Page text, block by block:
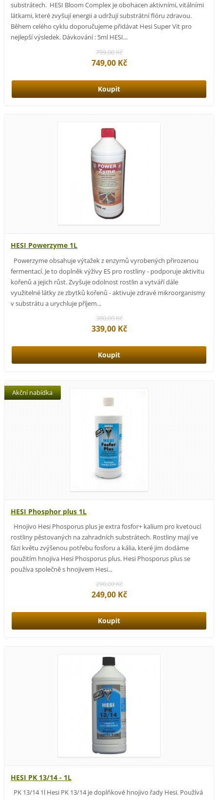
substrátech. HESI Bloom Complex je obohacen aktivními, vitálními
látkami, které zvyšují energii a udržují substrátní flóru zdravou.
Během celého cyklu doporučujeme přidávat Hesi Super Vit pro
nejlepší výsledek. Dávkování : 5ml HESI...
799,00 Kč
749,00 Kč
HESI Powerzyme 1L
Powerzyme obsahuje výtažek z enzymů vyrobených přirozenou
fermentací. Je to doplněk výživy ES pro rostliny - podporuje aktivitu
kořenů a jejich růst. Zvyšuje odolnost rostlin a vytváří dále
využitelné látky ze zbytků kořenů - aktivuje zdravé mikroorganismy
v substrátu a urychluje příjem...
380,00 Kč
339,00 Kč
HESI Phosphor plus 1L
Akční nabídka
Hnojivo Hesi Phosporus plus je extra fosfor+ kalium pro kvetoucí
rostliny pěstovaných na zahradních substrátech. Rostliny mají ve
fázi květu zvýšenou potřebu fosforu a kália, které jim dodáme
použitím hnojiva Hesi Phosporus plus. Hesi Phosporus plus se
používa společně s hnojivem Hesi...
290,00 Kč
249,00 Kč
HESI PK 13/14 - 1L
PK 13/14 1l Hesi PK 13/14 je doplňkové hnojivo řady Hesi. Používá